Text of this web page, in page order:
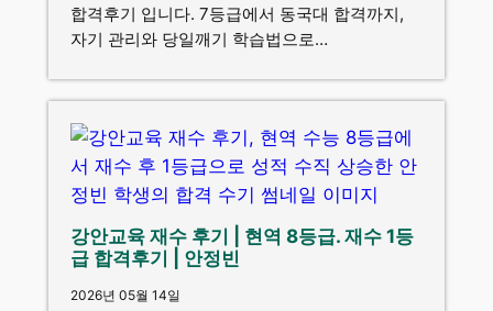
합격후기 입니다. 7등급에서 동국대 합격까지,
자기 관리와 당일깨기 학습법으로…
강안교육 재수 후기 | 현역 8등급. 재수 1등
급 합격후기 | 안정빈
2026년 05월 14일